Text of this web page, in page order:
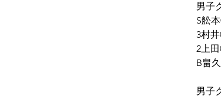
男子
S舩
3村
2上
B畠
男子